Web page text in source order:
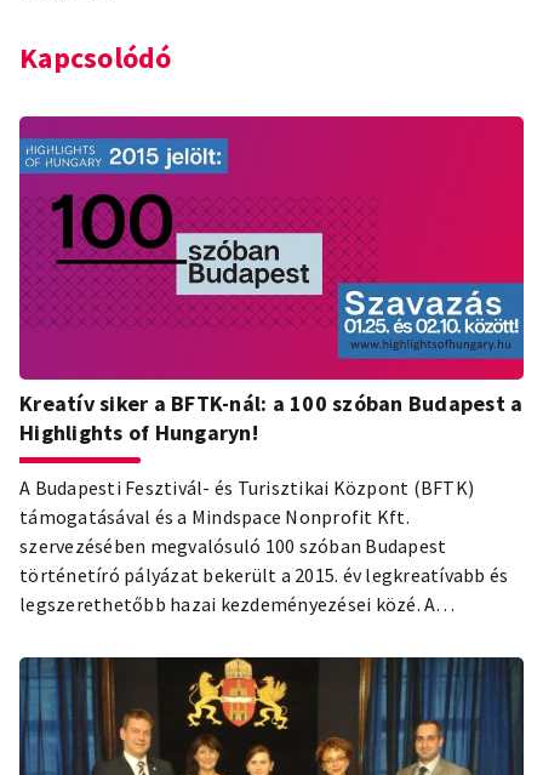
Kapcsolódó
Kreatív siker a BFTK-nál: a 100 szóban Budapest a
Highlights of Hungaryn!
A Budapesti Fesztivál- és Turisztikai Központ (BFTK)
támogatásával és a Mindspace Nonprofit Kft.
szervezésében megvalósuló 100 szóban Budapest
történetíró pályázat bekerült a 2015. év legkreatívabb és
legszerethetőbb hazai kezdeményezései közé. A
www.highlightsofhungary.hu oldalon.